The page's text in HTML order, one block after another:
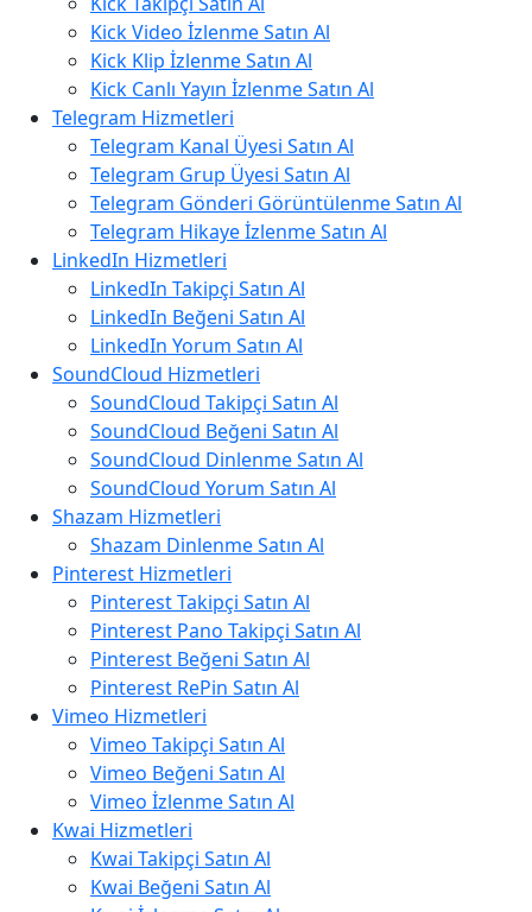
Kick Video İzlenme Satın Al
Kick Klip İzlenme Satın Al
Kick Canlı Yayın İzlenme Satın Al
Telegram Hizmetleri
Telegram Kanal Üyesi Satın Al
Telegram Grup Üyesi Satın Al
Telegram Gönderi Görüntülenme Satın Al
Telegram Hikaye İzlenme Satın Al
LinkedIn Hizmetleri
LinkedIn Takipçi Satın Al
LinkedIn Beğeni Satın Al
LinkedIn Yorum Satın Al
SoundCloud Hizmetleri
SoundCloud Takipçi Satın Al
SoundCloud Beğeni Satın Al
SoundCloud Dinlenme Satın Al
SoundCloud Yorum Satın Al
Shazam Hizmetleri
Shazam Dinlenme Satın Al
Pinterest Hizmetleri
Pinterest Takipçi Satın Al
Pinterest Pano Takipçi Satın Al
Pinterest Beğeni Satın Al
Pinterest RePin Satın Al
Vimeo Hizmetleri
Vimeo Takipçi Satın Al
Vimeo Beğeni Satın Al
Vimeo İzlenme Satın Al
Kwai Hizmetleri
Kwai Takipçi Satın Al
Kwai Beğeni Satın Al